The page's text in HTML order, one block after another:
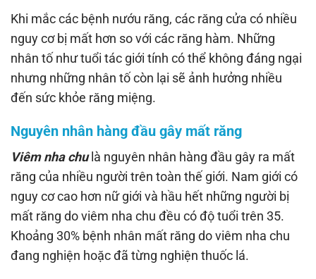
Khi mắc các bệnh nướu răng, các răng cửa có nhiều
nguy cơ bị mất hơn so với các răng hàm. Những
nhân tố như tuổi tác giới tính có thể không đáng ngại
nhưng những nhân tố còn lại sẽ ảnh hưởng nhiều
đến sức khỏe răng miệng.
Nguyên nhân hàng đầu gây mất răng
Viêm nha chulà nguyên nhân hàng đầu gây ra mất
răng của nhiều người trên toàn thế giới. Nam giới có
nguy cơ cao hơn nữ giới và hầu hết những người bị
mất răng do viêm nha chu đều có độ tuổi trên 35.
Khoảng 30% bệnh nhân mất răng do viêm nha chu
đang nghiện hoặc đã từng nghiện thuốc lá.